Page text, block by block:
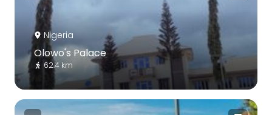
Nigeria
Olowo's Palace
62.4 km